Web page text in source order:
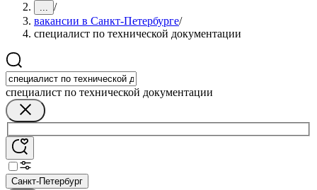
... /
вакансии в Санкт-Петербурге/
специалист по технической документации
специалист по технической документации
Санкт-Петербург